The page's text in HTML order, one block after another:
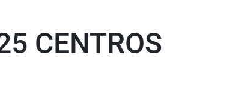
CENTROS